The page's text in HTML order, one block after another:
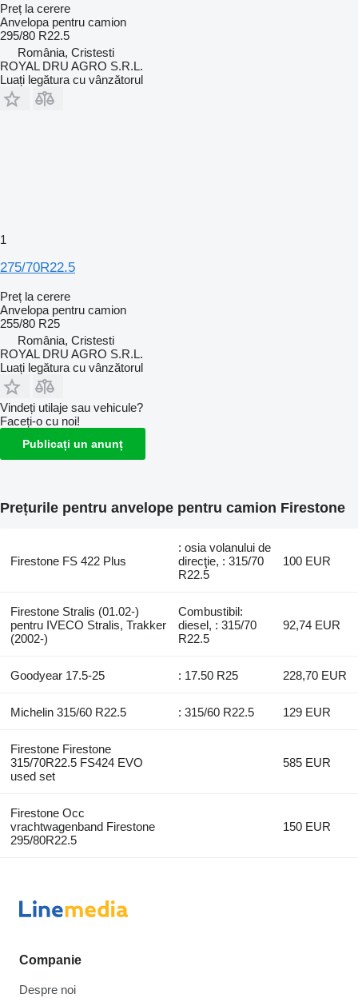
Preț la cerere
Anvelopa pentru camion
295/80 R22.5
România, Cristesti
ROYAL DRU AGRO S.R.L.
Luați legătura cu vânzătorul
1
275/70R22.5
Preț la cerere
Anvelopa pentru camion
255/80 R25
România, Cristesti
ROYAL DRU AGRO S.R.L.
Luați legătura cu vânzătorul
Vindeți utilaje sau vehicule?
Faceți-o cu noi!
Publicați un anunț
Prețurile pentru anvelope pentru camion Firestone
Firestone FS 422 Plus
: osia volanului de
direcţie, : 315/70
R22.5
100 EUR
Firestone Stralis (01.02-)
pentru IVECO Stralis, Trakker
(2002-)
Combustibil:
diesel, : 315/70
R22.5
92,74 EUR
Goodyear 17.5-25 : 17.50 R25 228,70 EUR
Michelin 315/60 R22.5 : 315/60 R22.5 129 EUR
Firestone Firestone
315/70R22.5 FS424 EVO
used set
585 EUR
Firestone Occ
vrachtwagenband Firestone
295/80R22.5
150 EUR
Companie
Despre noi